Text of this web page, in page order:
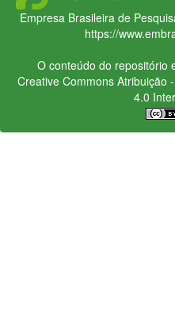
Empresa Brasileira de
https://
O conteúdo do repositório
Creative CommonsAtribuição
4.0